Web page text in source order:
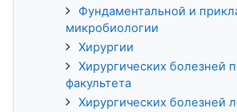
Фундаментальной и
микробиологии
Хирургии
Хирургических болезней
факультета
Хирургических болезней